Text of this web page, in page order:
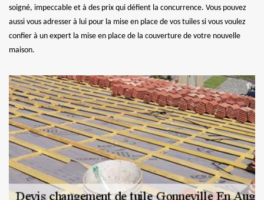
soigné, impeccable et à des prix qui défient la concurrence. Vous pouvez
aussi vous adresser à lui pour la mise en place de vos tuiles si vous voulez
confier à un expert la mise en place de la couverture de votre nouvelle
maison.